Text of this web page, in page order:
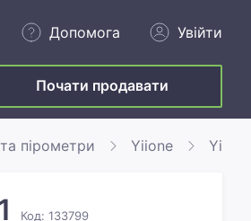
Допомога Увійти
Почати продавати
пірометри Yiione
Код: 133799